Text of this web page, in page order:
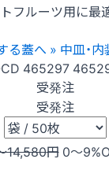
フルーツ用に最
る蓋へ » 中皿・
465297
受発注
受発注
14,580円 0〜9